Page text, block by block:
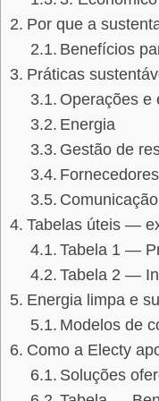
Por que a
Benefícios
Práticas
Operações e
Energia
Gestão de
Tabelas úteis —
Tabela 1 —
Tabela 2 —
Energia limpa e
Modelos de
Como a Electy
Soluções